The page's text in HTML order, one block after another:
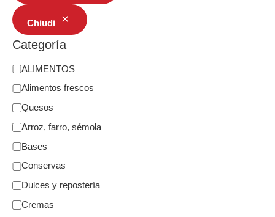
Chiudi
Categoría
ALIMENTOS
Alimentos frescos
Quesos
Arroz, farro, sémola
Bases
Conservas
Dulces y repostería
Cremas